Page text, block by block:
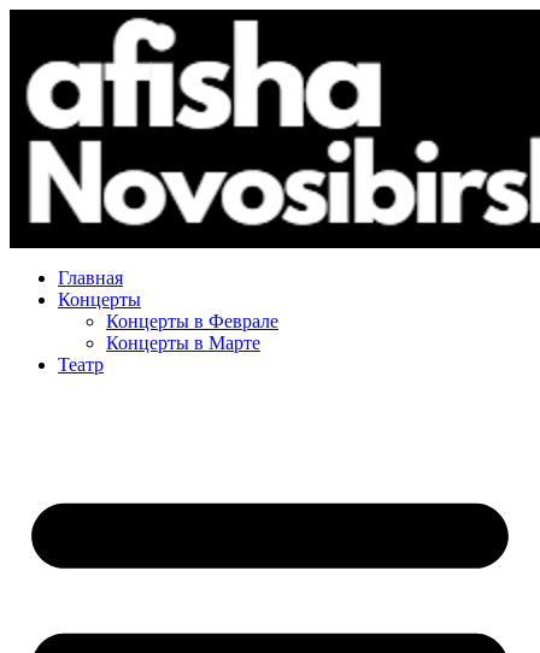
Главная
Концерты
Концерты в Феврале
Концерты в Марте
Театр